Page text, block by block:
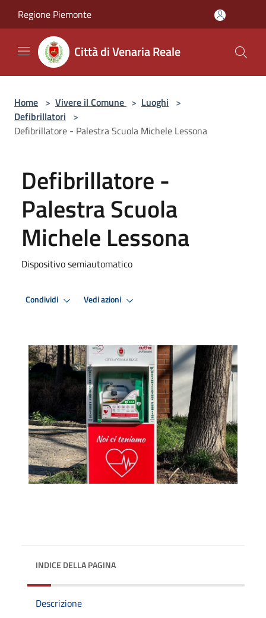
Regione Piemonte
Città di Venaria Reale
Home > Vivere il Comune > Luoghi >
Defibrillatori >
Defibrillatore - Palestra Scuola Michele Lessona
Defibrillatore -
Palestra Scuola
Michele Lessona
Dispositivo semiautomatico
Condividi Vedi azioni
INDICE DELLA PAGINA
Descrizione